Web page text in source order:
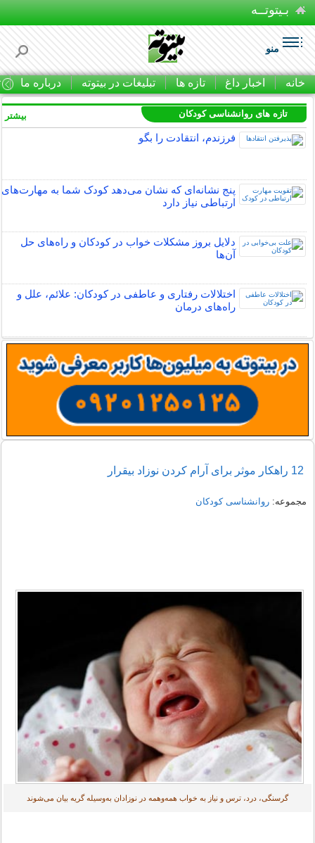
بـیتوتــه
منو
خانه اخبار داغ تازه ها تبلیغات در بیتوته درباره ما
تازه های روانشناسی کودکان
فرزندم، انتقادت را بگو
پنج نشانه‌ای که نشان می‌دهد کودک شما به مهارت‌های
ارتباطی نیاز دارد
دلایل بروز مشکلات خواب در کودکان و راه‌های حل
آن‌ها
اختلالات رفتاری و عاطفی در کودکان: علائم، علل و
راه‌های درمان
بیشتر
12 راهکار موثر برای آرام کردن نوزاد بیقرار
مجموعه:روانشناسی کودکان
گرسنگی، درد، ترس و نیاز به خواب همه‌و‌همه در نوزادان به‌وسیله گریه بیان می‌شوند